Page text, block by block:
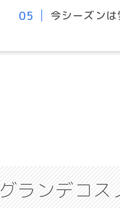
今シーズン
ランデコス